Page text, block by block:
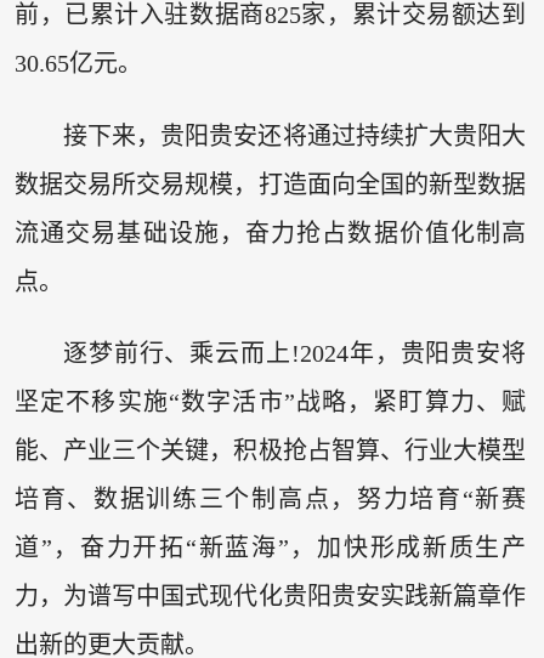
前，已累计入驻数据商825家，累计交易额达到
30.65亿元。
接下来，贵阳贵安还将通过持续扩大贵阳大
数据交易所交易规模，打造面向全国的新型数据
流通交易基础设施，奋力抢占数据价值化制高
点。
逐梦前行、乘云而上!2024年，贵阳贵安将
坚定不移实施“数字活市”战略，紧盯算力、赋
能、产业三个关键，积极抢占智算、行业大模型
培育、数据训练三个制高点，努力培育“新赛
道”，奋力开拓“新蓝海”，加快形成新质生产
力，为谱写中国式现代化贵阳贵安实践新篇章作
出新的更大贡献。